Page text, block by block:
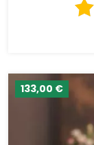
133,00 €